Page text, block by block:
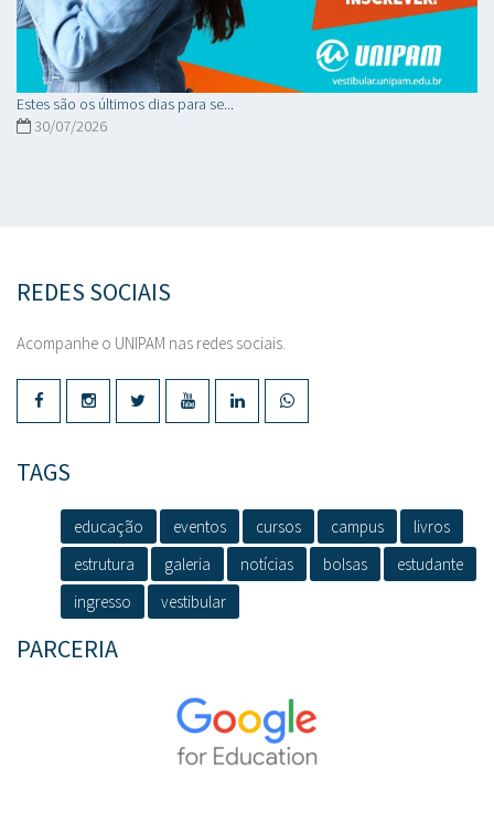
Estes são os últimos dias para se...
30/07/2026
REDES SOCIAIS
Acompanhe o UNIPAM nas redes sociais.
TAGS
educação eventos cursos campus
livros
estrutura
galeria notícias bolsas
estudante
ingresso
vestibular
PARCERIA